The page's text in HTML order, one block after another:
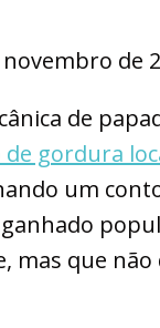
de
de
de gordura
um
mas que